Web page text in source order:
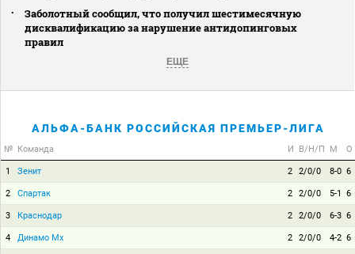
Заболотный сообщил, что получил шестимесячную
дисквалификацию за нарушение антидопинговых
правил
ЕЩЕ
АЛЬФА-БАНК РОССИЙСКАЯ ПРЕМЬЕР-ЛИГА
№ Команда И В/Н/П М О
1 Зенит 2 2/0/0 8-0 6
2 Спартак 2 2/0/0 5-1 6
3 Краснодар 2 2/0/0 6-3 6
4 Динамо Мх 2 2/0/0 4-2 6